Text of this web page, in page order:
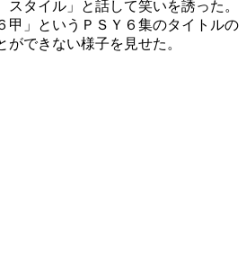
スタイル」と話して笑いを誘った。
甲」というＰＳＹ６集のタイトルの
できない様子を見せた。